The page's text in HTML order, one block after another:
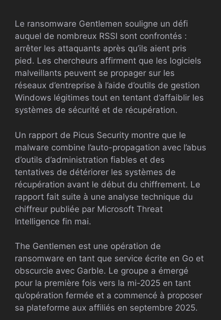
Le ransomware Gentlemen souligne un défi
auquel de nombreux RSSI sont confrontés :
arrêter les attaquants après qu’ils aient pris
pied. Les chercheurs affirment que les logiciels
malveillants peuvent se propager sur les
réseaux d’entreprise à l’aide d’outils de gestion
Windows légitimes tout en tentant d’affaiblir les
systèmes de sécurité et de récupération.
Un rapport de Picus Security montre que le
malware combine l’auto-propagation avec l’abus
d’outils d’administration fiables et des
tentatives de détériorer les systèmes de
récupération avant le début du chiffrement. Le
rapport fait suite à une analyse technique du
chiffreur publiée par Microsoft Threat
Intelligence fin mai.
The Gentlemen est une opération de
ransomware en tant que service écrite en Go et
obscurcie avec Garble. Le groupe a émergé
pour la première fois vers la mi-2025 en tant
qu’opération fermée et a commencé à proposer
sa plateforme aux affiliés en septembre 2025.